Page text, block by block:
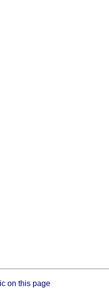
on this page